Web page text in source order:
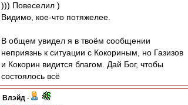
))) Повеселил )
Видимо, кое-что потяжелее.
В общем увидел я в твоём сообщении
неприязнь к ситуации с Кокориным, но Газизов
и Кокорин видится благом. Дай Бог, чтобы
состоялось всё
Влэйд -